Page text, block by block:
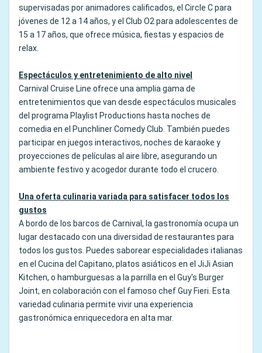
supervisadas por animadores calificados, el Circle C para
jóvenes de 12 a 14 años, y el Club O2 para adolescentes de
15 a 17 años, que ofrece música, fiestas y espacios de
relax.
Espectáculos y entretenimiento de alto nivel
Carnival Cruise Line ofrece una amplia gama de
entretenimientos que van desde espectáculos musicales
del programa Playlist Productions hasta noches de
comedia en el Punchliner Comedy Club. También puedes
participar en juegos interactivos, noches de karaoke y
proyecciones de películas al aire libre, asegurando un
ambiente festivo y acogedor durante todo el crucero.
Una oferta culinaria variada para satisfacer todos los
gustos
A bordo de los barcos de Carnival, la gastronomía ocupa un
lugar destacado con una diversidad de restaurantes para
todos los gustos. Puedes saborear especialidades italianas
en el Cucina del Capitano, platos asiáticos en el JiJi Asian
Kitchen, o hamburguesas a la parrilla en el Guy's Burger
Joint, en colaboración con el famoso chef Guy Fieri. Esta
variedad culinaria permite vivir una experiencia
gastronómica enriquecedora en alta mar.